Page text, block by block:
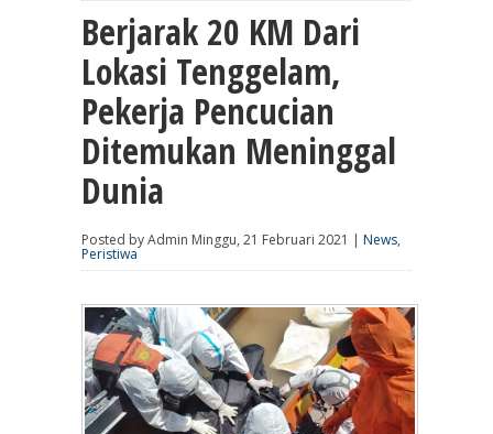
Berjarak 20 KM Dari
Lokasi Tenggelam,
Pekerja Pencucian
Ditemukan Meninggal
Dunia
Posted by Admin Minggu, 21 Februari 2021 | News,
Peristiwa